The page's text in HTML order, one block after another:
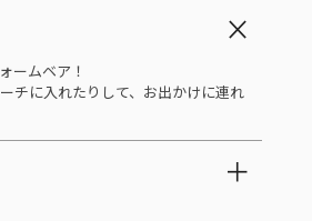
ームベア！
チに入れたりして、お出かけに連れ